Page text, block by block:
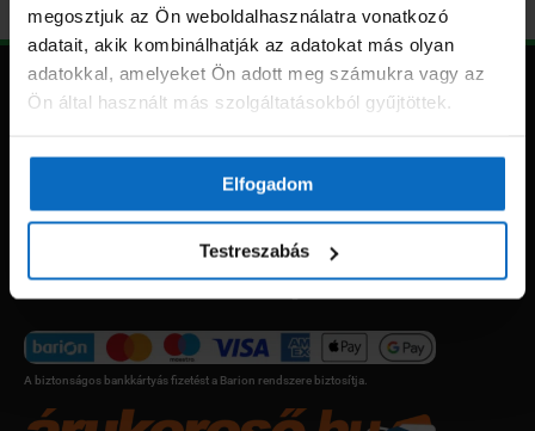
megosztjuk az Ön weboldalhasználatra vonatkozó
adatait, akik kombinálhatják az adatokat más olyan
adatokkal, amelyeket Ön adott meg számukra vagy az
Ön által használt más szolgáltatásokból gyűjtöttek.
Elfogadom
Testreszabás
A biztonságos bankkártyás fizetést a Barion rendszere biztosítja.